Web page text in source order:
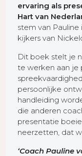
ervaring als
Hart van
stem van
kijkers van
Dit boek stelt je
te werken aan je
persoonlijke
handleiding
die anderen
presentatie
neerzetten, dat
‘Coach Pauline